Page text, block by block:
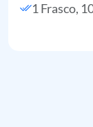
1 Frasco,